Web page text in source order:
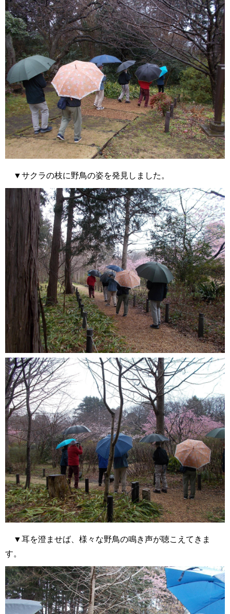
▼サクラの枝に野鳥の姿を発見しました。
▼耳を澄ませば、様々な野鳥の鳴き声が聴こえてきま
す。